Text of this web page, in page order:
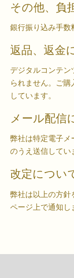
その他、負
銀行振り込み手数
返品、返金
デジタルコンテン
られません。ご
しています。
メール配信
弊社は特定電子メ
のうえ送信してい
改定につい
弊社は以上の方針
ページ上で通知し